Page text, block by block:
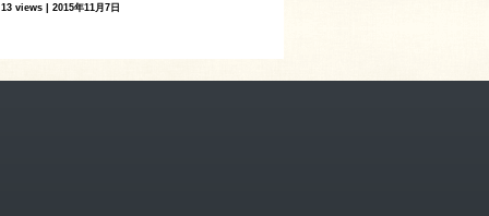
13 views 2015年11月7日